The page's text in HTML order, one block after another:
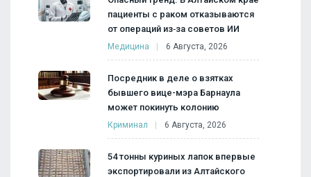
пациенты с раком отказываются
от операций из‑за советов ИИ
Медицина 6 Августа, 2026
Посредник в деле о взятках
бывшего вице-мэра Барнаула
может покинуть колонию
Криминал 6 Августа, 2026
54 тонны куриных лапок впервые
экспортировали из Алтайского